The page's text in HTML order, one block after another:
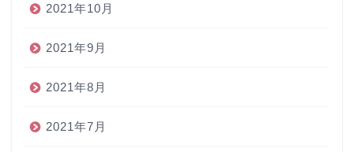
2021年10月
2021年9月
2021年8月
2021年7月